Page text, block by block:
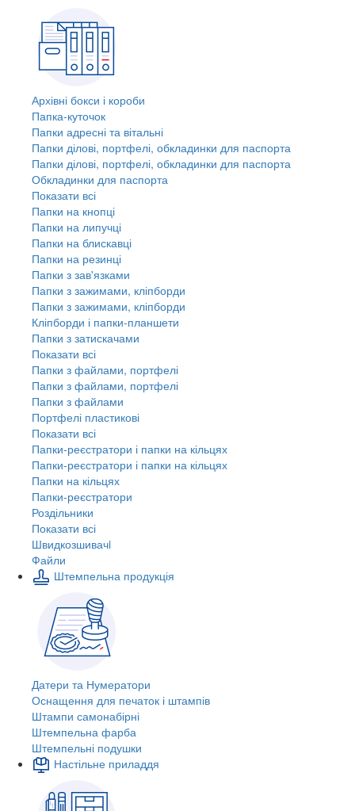
Архівні бокси і короби
Папка-куточок
Папки адресні та вітальні
Папки ділові, портфелі, обкладинки для паспорта
Папки ділові, портфелі, обкладинки для паспорта
Обкладинки для паспорта
Показати всі
Папки на кнопці
Папки на липучці
Папки на блискавці
Папки на резинці
Папки з зав'язками
Папки з зажимами, кліпборди
Папки з зажимами, кліпборди
Кліпборди і папки-планшети
Папки з затискачами
Показати всі
Папки з файлами, портфелі
Папки з файлами, портфелі
Папки з файлами
Портфелі пластикові
Показати всі
Папки-реєстратори і папки на кільцях
Папки-реєстратори і папки на кільцях
Папки на кільцях
Папки-реєстратори
Роздільники
Показати всі
Швидкозшивачi
Файли
Штемпельна продукція
Датери та Нумератори
Оснащення для печаток і штампів
Штампи самонабірні
Штемпельна фарба
Штемпельні подушки
Настільне приладдя